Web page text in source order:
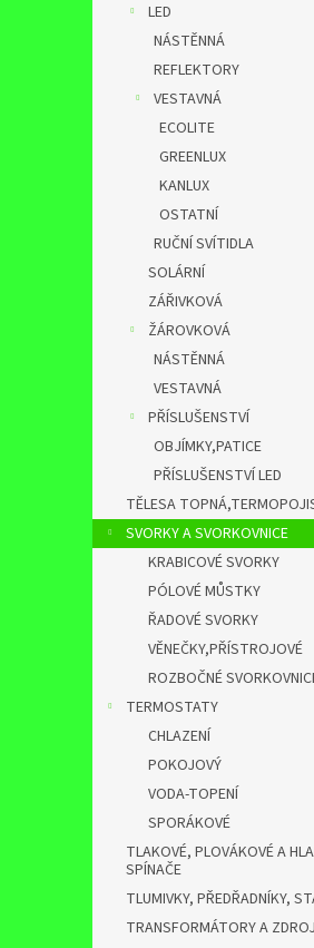
LED
NÁSTĚNNÁ
REFLEKTORY
VESTAVNÁ
ECOLITE
GREENLUX
KANLUX
OSTATNÍ
RUČNÍ SVÍTIDLA
SOLÁRNÍ
ZÁŘIVKOVÁ
ŽÁROVKOVÁ
NÁSTĚNNÁ
VESTAVNÁ
PŘÍSLUŠENSTVÍ
OBJÍMKY,PATICE
PŘÍSLUŠENSTVÍ LED
TĚLESA
SVORKY A SVORKOVNICE
KRABICOVÉ SVORKY
PÓLOVÉ MŮSTKY
ŘADOVÉ SVORKY
VĚNEČKY,PŘÍSTROJOVÉ
ROZBOČNÉ
TERMOSTATY
CHLAZENÍ
POKOJOVÝ
VODA-TOPENÍ
SPORÁKOVÉ
TLAKOVÉ, PLOVÁKOVÉ A
SPÍNAČE
TLUMIVKY, PŘEDŘADNÍKY,
TRANSFORMÁTORY A